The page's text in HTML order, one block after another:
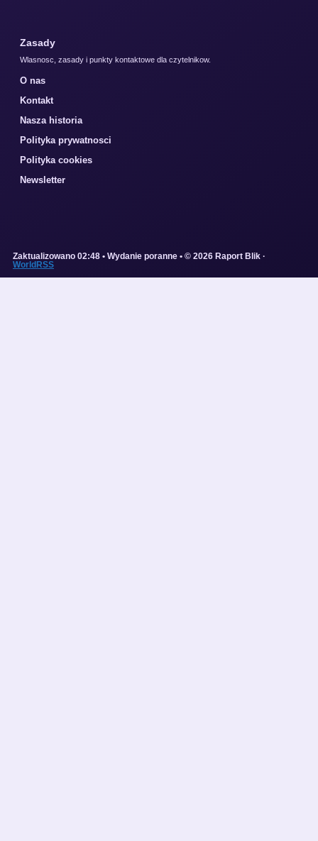
Zasady
Wlasnosc, zasady i punkty kontaktowe dla czytelnikow.
O nas
Kontakt
Nasza historia
Polityka prywatnosci
Polityka cookies
Newsletter
Zaktualizowano 02:48 • Wydanie poranne • © 2026 Raport Blik ·
WorldRSS